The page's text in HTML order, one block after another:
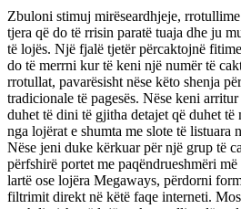
Zbuloni stimuj mirëseardhjeje,
tjera që do të rrisin paratë tuaja dhe ju
të lojës. Një fjalë tjetër përcaktojnë
do të merrni kur të keni një numër të
rrotullat, pavarësisht nëse këto shenja
tradicionale të pagesës. Nëse keni
duhet të dini të gjitha detajet që duhet
nga lojërat e shumta me slote të listuara
Nëse jeni duke kërkuar për një grup të
përfshirë portet me paqëndrueshmëri
lartë ose lojëra Megaways, përdorni
filtrimit direkt në këtë faqe interneti.